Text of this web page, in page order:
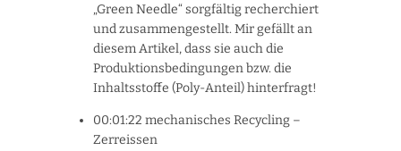
„Green Needle“ sorgfältig recherchiert
und zusammengestellt. Mir gefällt an
diesem Artikel, dass sie auch die
Produktionsbedingungen bzw. die
Inhaltsstoffe (Poly-Anteil) hinterfragt!
00:01:22 mechanisches Recycling –
Zerreissen